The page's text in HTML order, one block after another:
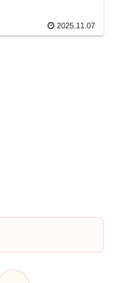
2025.11.07